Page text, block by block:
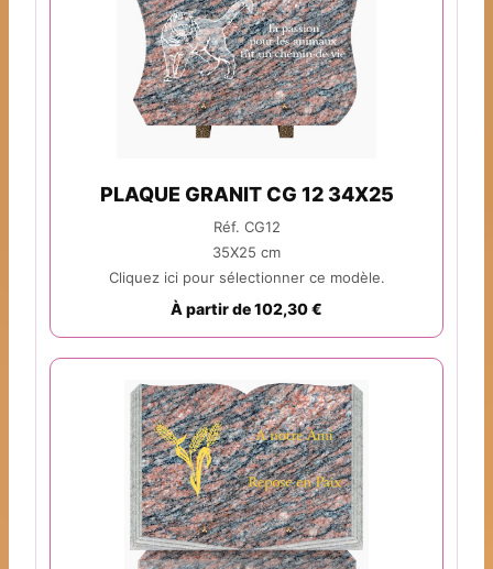
PLAQUE GRANIT CG 12 34X25
Réf. CG12
35X25 cm
Cliquez ici pour sélectionner ce modèle.
À partir de 102,30 €